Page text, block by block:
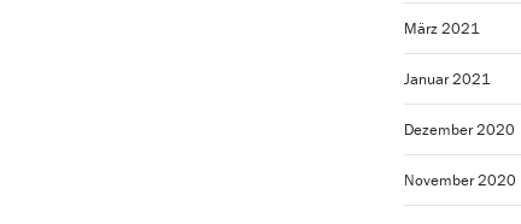
März 2021
Januar 2021
Dezember 2020
November 2020